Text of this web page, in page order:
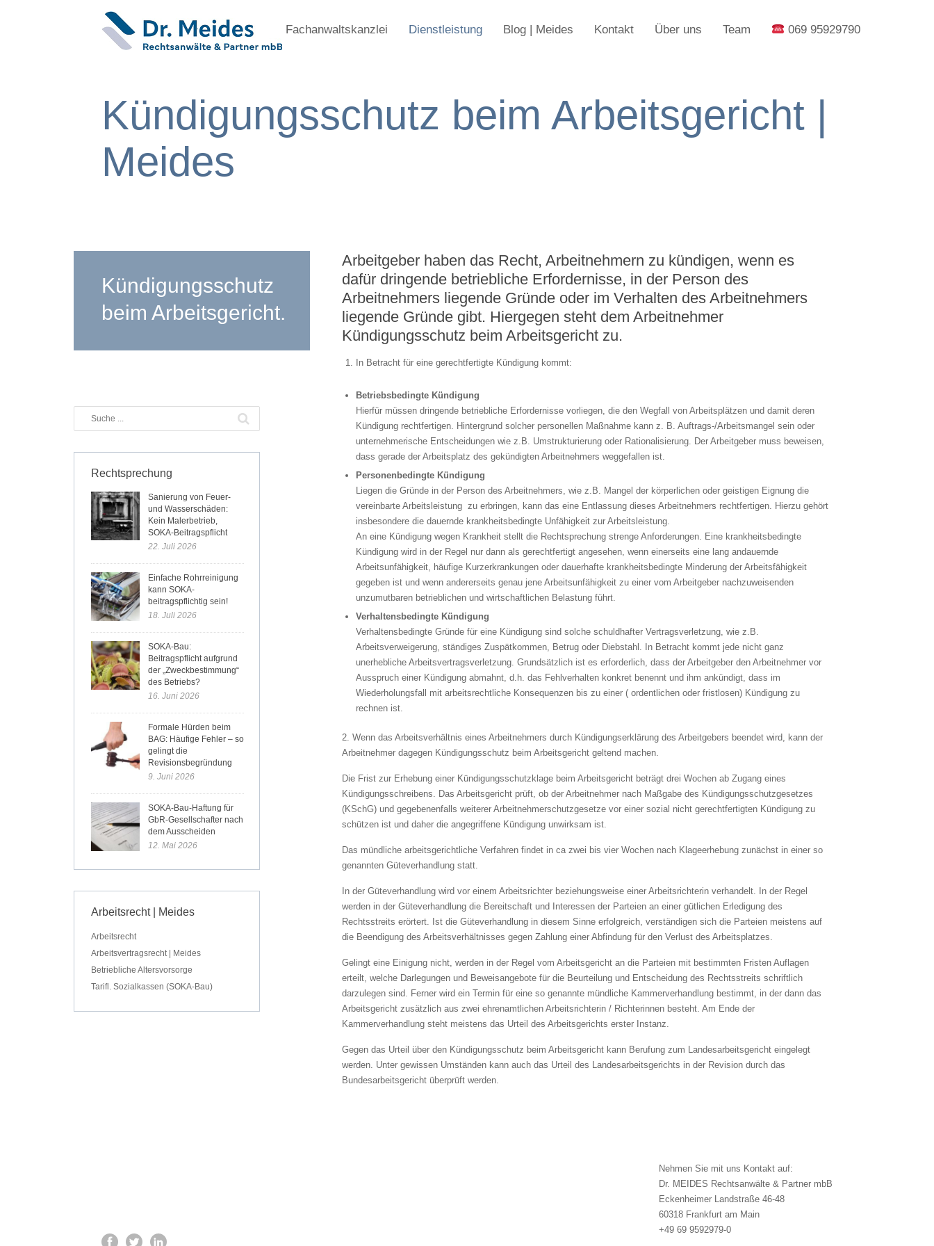
Fachanwaltskanzlei Dienstleistung Blog | Meides Kontakt Über uns Team 069 95929790
Kündigungsschutz beim Arbeitsgericht |
Meides
Kündigungsschutz
beim Arbeitsgericht.
Arbeitgeber haben das Recht, Arbeitnehmern zu kündigen, wenn es
dafür dringende betriebliche Erfordernisse, in der Person des
Arbeitnehmers liegende Gründe oder im Verhalten des Arbeitnehmers
liegende Gründe gibt. Hiergegen steht dem Arbeitnehmer
Kündigungsschutz beim Arbeitsgericht zu.
In Betracht für eine gerechtfertigte Kündigung kommt:
Betriebsbedingte Kündigung
Hierfür müssen dringende betriebliche Erfordernisse vorliegen, die den Wegfall von Arbeitsplätzen und damit deren
Kündigung rechtfertigen. Hintergrund solcher personellen Maßnahme kann z. B. Auftrags-/Arbeitsmangel sein oder
unternehmerische Entscheidungen wie z.B. Umstrukturierung oder Rationalisierung. Der Arbeitgeber muss beweisen,
dass gerade der Arbeitsplatz des gekündigten Arbeitnehmers weggefallen ist.
Personenbedingte Kündigung
Liegen die Gründe in der Person des Arbeitnehmers, wie z.B. Mangel der körperlichen oder geistigen Eignung die
vereinbarte Arbeitsleistung zu erbringen, kann das eine Entlassung dieses Arbeitnehmers rechtfertigen. Hierzu gehört
insbesondere die dauernde krankheitsbedingte Unfähigkeit zur Arbeitsleistung.
An eine Kündigung wegen Krankheit stellt die Rechtsprechung strenge Anforderungen. Eine krankheitsbedingte
Kündigung wird in der Regel nur dann als gerechtfertigt angesehen, wenn einerseits eine lang andauernde
Arbeitsunfähigkeit, häufige Kurzerkrankungen oder dauerhafte krankheitsbedingte Minderung der Arbeitsfähigkeit
gegeben ist und wenn andererseits genau jene Arbeitsunfähigkeit zu einer vom Arbeitgeber nachzuweisenden
unzumutbaren betrieblichen und wirtschaftlichen Belastung führt.
Verhaltensbedingte Kündigung
Verhaltensbedingte Gründe für eine Kündigung sind solche schuldhafter Vertragsverletzung, wie z.B.
Arbeitsverweigerung, ständiges Zuspätkommen, Betrug oder Diebstahl. In Betracht kommt jede nicht ganz
unerhebliche Arbeitsvertragsverletzung. Grundsätzlich ist es erforderlich, dass der Arbeitgeber den Arbeitnehmer vor
Ausspruch einer Kündigung abmahnt, d.h. das Fehlverhalten konkret benennt und ihm ankündigt, dass im
Wiederholungsfall mit arbeitsrechtliche Konsequenzen bis zu einer ( ordentlichen oder fristlosen) Kündigung zu
rechnen ist.
2. Wenn das Arbeitsverhältnis eines Arbeitnehmers durch Kündigungserklärung des Arbeitgebers beendet wird, kann der
Arbeitnehmer dagegen Kündigungsschutz beim Arbeitsgericht geltend machen.
Die Frist zur Erhebung einer Kündigungsschutzklage beim Arbeitsgericht beträgt drei Wochen ab Zugang eines
Kündigungsschreibens. Das Arbeitsgericht prüft, ob der Arbeitnehmer nach Maßgabe des Kündigungsschutzgesetzes
(KSchG) und gegebenenfalls weiterer Arbeitnehmerschutzgesetze vor einer sozial nicht gerechtfertigten Kündigung zu
schützen ist und daher die angegriffene Kündigung unwirksam ist.
Das mündliche arbeitsgerichtliche Verfahren findet in ca zwei bis vier Wochen nach Klageerhebung zunächst in einer so
genannten Güteverhandlung statt.
In der Güteverhandlung wird vor einem Arbeitsrichter beziehungsweise einer Arbeitsrichterin verhandelt. In der Regel
werden in der Güteverhandlung die Bereitschaft und Interessen der Parteien an einer gütlichen Erledigung des
Rechtsstreits erörtert. Ist die Güteverhandlung in diesem Sinne erfolgreich, verständigen sich die Parteien meistens auf
die Beendigung des Arbeitsverhältnisses gegen Zahlung einer Abfindung für den Verlust des Arbeitsplatzes.
Gelingt eine Einigung nicht, werden in der Regel vom Arbeitsgericht an die Parteien mit bestimmten Fristen Auflagen
erteilt, welche Darlegungen und Beweisangebote für die Beurteilung und Entscheidung des Rechtsstreits schriftlich
darzulegen sind. Ferner wird ein Termin für eine so genannte mündliche Kammerverhandlung bestimmt, in der dann das
Arbeitsgericht zusätzlich aus zwei ehrenamtlichen Arbeitsrichterin / Richterinnen besteht. Am Ende der
Kammerverhandlung steht meistens das Urteil des Arbeitsgerichts erster Instanz.
Gegen das Urteil über den Kündigungsschutz beim Arbeitsgericht kann Berufung zum Landesarbeitsgericht eingelegt
werden. Unter gewissen Umständen kann auch das Urteil des Landesarbeitsgerichts in der Revision durch das
Bundesarbeitsgericht überprüft werden.
Rechtsprechung
Sanierung von Feuer-
und Wasserschäden:
Kein Malerbetrieb,
SOKA-Beitragspflicht
22. Juli 2026
Einfache Rohrreinigung
kann SOKA-
beitragspflichtig sein!
18. Juli 2026
SOKA-Bau:
Beitragspflicht aufgrund
der „Zweckbestimmung“
des Betriebs?
16. Juni 2026
Formale Hürden beim
BAG: Häufige Fehler – so
gelingt die
Revisionsbegründung
9. Juni 2026
SOKA-Bau-Haftung für
GbR-Gesellschafter nach
dem Ausscheiden
12. Mai 2026
Arbeitsrecht | Meides
Arbeitsrecht
Arbeitsvertragsrecht | Meides
Betriebliche Altersvorsorge
Tarifl. Sozialkassen (SOKA-Bau)
Nehmen Sie mit uns Kontakt auf:
Dr. MEIDES Rechtsanwälte & Partner mbB
Eckenheimer Landstraße 46-48
60318 Frankfurt am Main
+49 69 9592979-0